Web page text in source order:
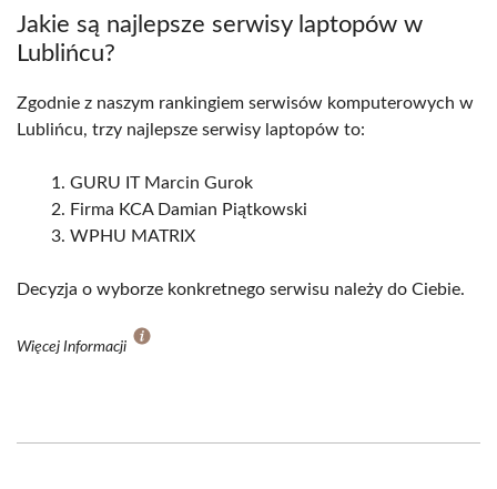
Jakie są najlepsze serwisy laptopów w
Lublińcu?
Zgodnie z naszym rankingiem serwisów komputerowych w
Lublińcu, trzy najlepsze serwisy laptopów to:
GURU IT Marcin Gurok
Firma KCA Damian Piątkowski
WPHU MATRIX
Decyzja o wyborze konkretnego serwisu należy do Ciebie.
Więcej Informacji